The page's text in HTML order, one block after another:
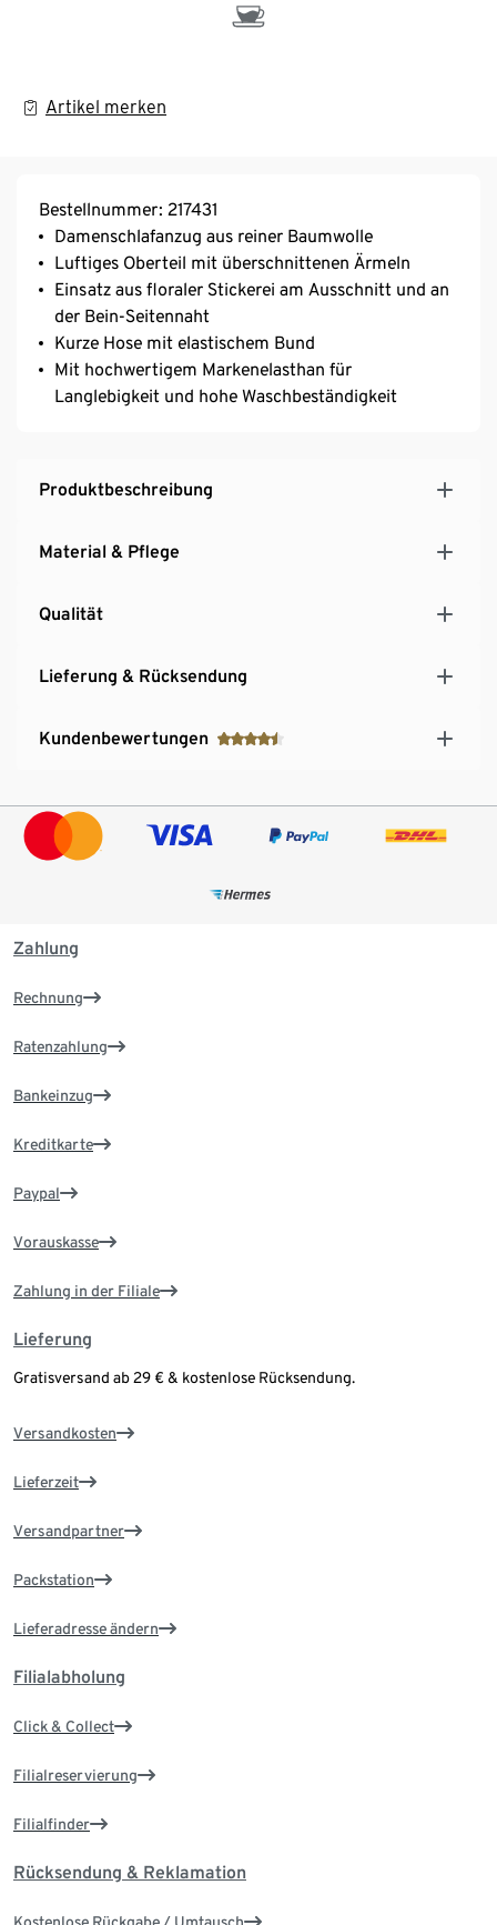
Artikel merken
Bestellnummer: 217431
Damenschlafanzug aus reiner Baumwolle
Luftiges Oberteil mit überschnittenen Ärmeln
Einsatz aus floraler Stickerei am Ausschnitt und an
der Bein-Seitennaht
Kurze Hose mit elastischem Bund
Mit hochwertigem Markenelasthan für
Langlebigkeit und hohe Waschbeständigkeit
Produktbeschreibung
Material & Pflege
Qualität
Lieferung & Rücksendung
Kundenbewertungen
Zahlung
Rechnung
Ratenzahlung
Bankeinzug
Kreditkarte
Paypal
Vorauskasse
Zahlung in der Filiale
Lieferung
Gratisversand ab 29 € & kostenlose Rücksendung.
Versandkosten
Lieferzeit
Versandpartner
Packstation
Lieferadresse ändern
Filialabholung
Click & Collect
Filialreservierung
Filialfinder
Rücksendung & Reklamation